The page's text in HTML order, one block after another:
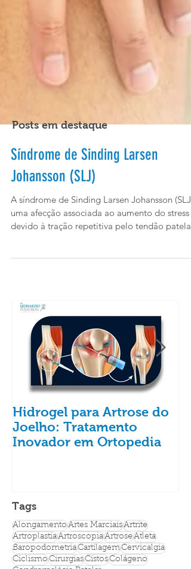
Síndrome de Sinding Larsen
Johansson (SLJ)
A síndrome de Sinding Larsen Johansson (SLJ)
Hidrogel para Artrose do
Joelho: Tratamento
Posts em destaque
Tags
AlongamentoArtes MarciaisArtrite
ArtroplastiaArtroscopiaArtroseAtleta